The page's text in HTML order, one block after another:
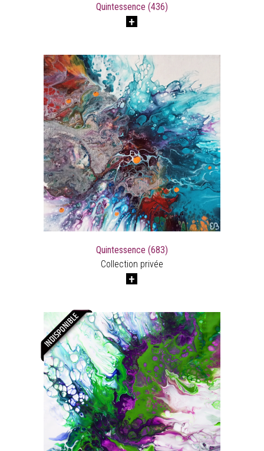
Quintessence (436)
Quintessence (683)
Collection privée